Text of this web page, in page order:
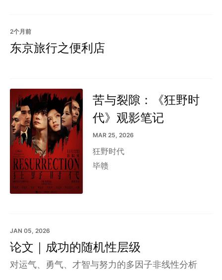
2个月前
东京旅行之便利店
苦与裂隙：《狂野时
代》观影笔记
MAR 25, 2026
狂野时代
毕赣
JAN 05, 2026
论文｜成功的随机性层级
对运气、勇气、才智与努力的多因子非线性分析